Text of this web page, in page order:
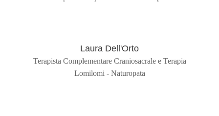
Laura Dell'Orto
Terapista Complementare Craniosacrale e Terapia
Lomilomi - Naturopata